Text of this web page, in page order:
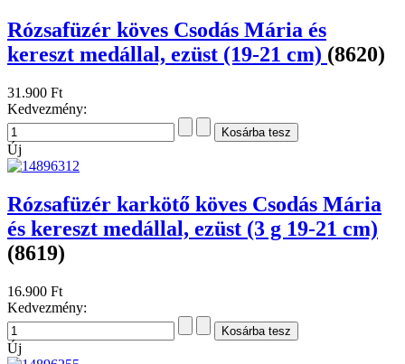
Rózsafüzér köves Csodás Mária és
kereszt medállal, ezüst (19-21 cm) (8620)
31.900 Ft
Kedvezmény:
Új
Rózsafüzér karkötő köves Csodás Mária
és kereszt medállal, ezüst (3 g 19-21 cm)
(8619)
16.900 Ft
Kedvezmény:
Új